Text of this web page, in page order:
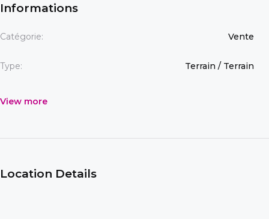
Informations
Catégorie: Vente
Type: Terrain / Terrain
View more
Location Details